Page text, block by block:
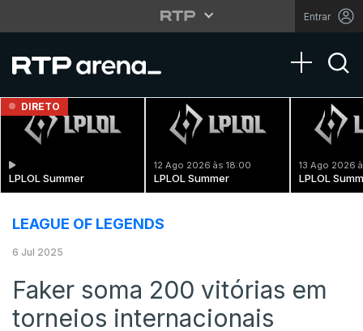
Entrar
Toggle
DIRETO
LPLOL Summer
12 Ago 2026 às 18:00
LPLOL Summer
13 Ago 2026
LPLOL
LEAGUE OF LEGENDS
6 Jul 2025
Faker soma 200 vitórias em
torneios internacionais